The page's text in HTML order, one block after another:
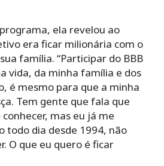
ela revelou ao
era ficar milionária com o
família. “Participar do BBB
vida, da minha família e dos
é mesmo para que a minha
Tem gente que fala que
mas eu já me
todo dia desde 1994, não
O que eu quero é ficar